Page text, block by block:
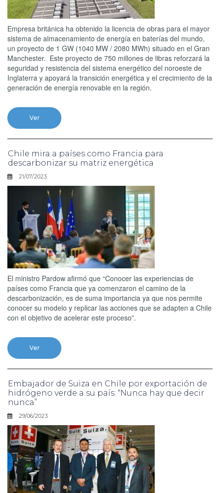
Empresa británica ha obtenido la licencia de obras para el mayor
sistema de almacenamiento de energía en baterías del mundo,
un proyecto de 1 GW (1040 MW / 2080 MWh) situado en el Gran
Manchester. Este proyecto de 750 millones de libras reforzará la
seguridad y resistencia del sistema energético del noroeste de
Inglaterra y apoyará la transición energética y el crecimiento de la
generación de energía renovable en la región.
Ver
Chile mira a países como Francia para
descarbonizar su matriz energética
21/07/2023
El ministro Pardow afirmó que “Conocer las experiencias de
países como Francia que ya comenzaron el camino de la
descarbonización, es de suma importancia ya que nos permite
conocer su modelo y replicar las acciones que se adapten a Chile
con el objetivo de acelerar este proceso”.
Ver
Embajador de Suiza en Chile por exportación de
hidrógeno verde a su país: “Nunca hay que decir
nunca”
29/06/2023